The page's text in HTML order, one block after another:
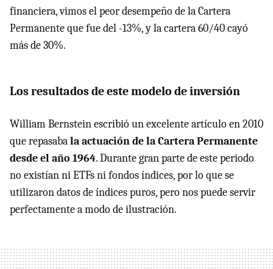
financiera, vimos el peor desempeño de la Cartera
Permanente que fue del -13%, y la cartera 60/40 cayó
más de 30%.
Los resultados de este modelo de inversión
William Bernstein escribió un excelente artículo en 2010
que repasabala actuación de la Cartera Permanente
desde el año 1964. Durante gran parte de este periodo
no existían ni ETFs ni fondos índices, por lo que se
utilizaron datos de índices puros, pero nos puede servir
perfectamente a modo de ilustración.